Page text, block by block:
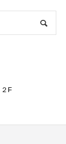
F